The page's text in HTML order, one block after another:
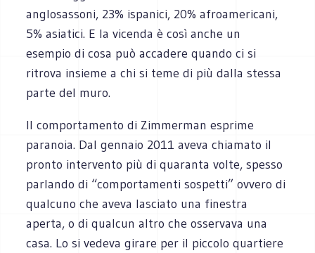
anglosassoni, 23% ispanici, 20% afroamericani,
5% asiatici. E la vicenda è così anche un
esempio di cosa può accadere quando ci si
ritrova insieme a chi si teme di più dalla stessa
parte del muro.
Il comportamento di Zimmerman esprime
paranoia. Dal gennaio 2011 aveva chiamato il
pronto intervento più di quaranta volte, spesso
parlando di “comportamenti sospetti” ovvero di
qualcuno che aveva lasciato una finestra
aperta, o di qualcun altro che osservava una
casa. Lo si vedeva girare per il piccolo quartiere